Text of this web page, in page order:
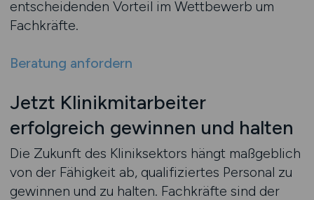
entscheidenden Vorteil im Wettbewerb um
Fachkräfte.
Beratung anfordern
Jetzt Klinikmitarbeiter
erfolgreich gewinnen und halten
Die Zukunft des Kliniksektors hängt maßgeblich
von der Fähigkeit ab, qualifiziertes Personal zu
gewinnen und zu halten. Fachkräfte sind der